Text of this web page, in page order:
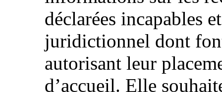
déclarées incapables
juridictionnel dont
autorisant leur
d’accueil. Elle